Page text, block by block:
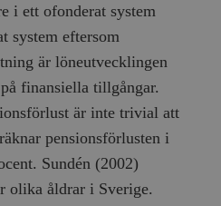
i ett ofonderat system
system eftersom
är löneutvecklingen
finansiella tillgångar.
är inte trivial att
pensionsförlusten i
Sundén (2002)
olika åldrar i Sverige.